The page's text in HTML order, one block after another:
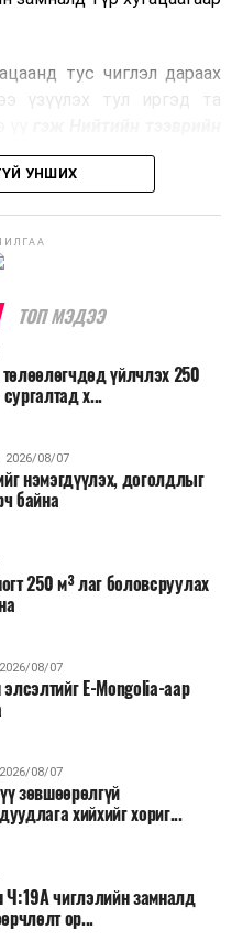
дулаан, цахилгаан
технологийг лагийн
тус чиглэл дараах
үзүүлэх тул иргэд та
УНШИХ
ТОП МЭДЭЭ
үйлчлэх 250
х...
2026/08/07
нэмэгдүүлэх, доголдлыг
байна
250 м³ лаг боловсруулах
2026/08/07
элсэлтийг E-Mongolia-аар
2026/08/07
зөвшөөрөлгүй
хийхийг хориг...
Ч:19А чиглэлийн замналд
ор...